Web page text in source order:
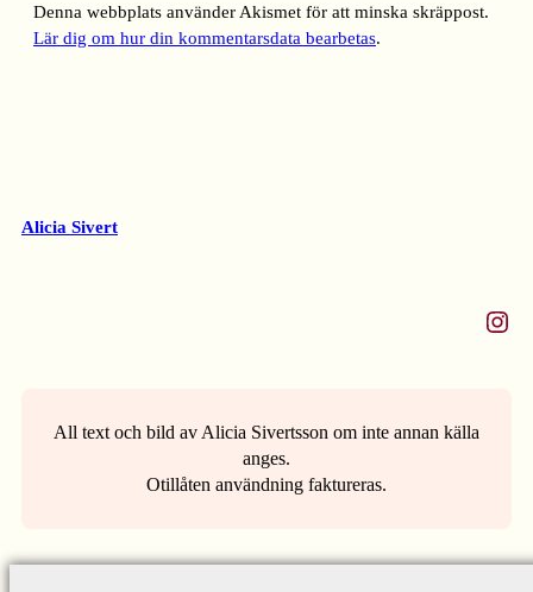
Denna webbplats använder Akismet för att minska skräppost.
Lär dig om hur din kommentarsdata bearbetas.
Alicia Sivert
Instagram
All text och bild av Alicia Sivertsson om inte annan källa
anges.
Otillåten användning faktureras.